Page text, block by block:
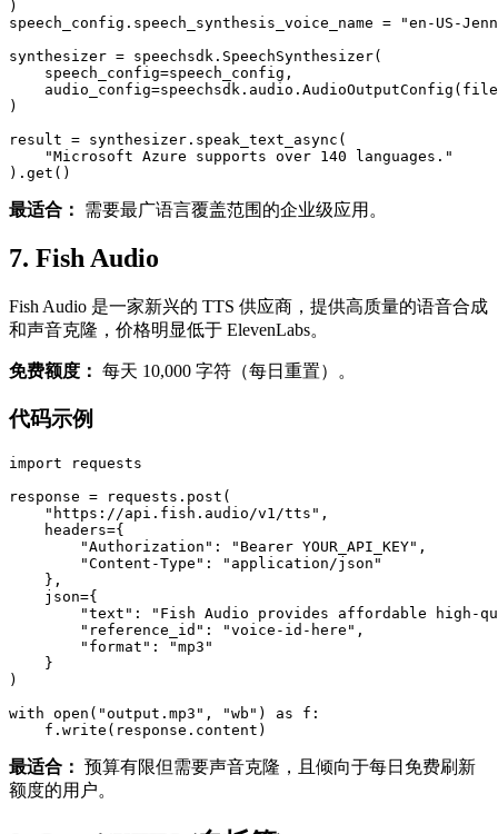
)
speech_config.speech_synthesis_voice_name = "en-US-
synthesizer = speechsdk.SpeechSynthesizer(
    speech_config=speech_config,
)
result = synthesizer.speak_text_async(
    "Microsoft Azure supports over 140 languages."
最适合： 需要最广语言覆盖范围的企业级应用。
7. Fish Audio
Fish Audio 是一家新兴的 TTS 供应商，提供高质量的语音合成
和声音克隆，价格明显低于 ElevenLabs。
免费额度： 每天 10,000 字符（每日重置）。
代码示例
import requests
response = requests.post(
    "https://api.fish.audio/v1/tts",
    headers={
        "Authorization": "Bearer YOUR_API_KEY",
        "Content-Type": "application/json"
    },
    json={
"text": "Fish Audio provides affordable high-
        "reference_id": "voice-id-here",
        "format": "mp3"
    }
)
with open("output.mp3", "wb") as f:
最适合： 预算有限但需要声音克隆，且倾向于每日免费刷新
额度的用户。